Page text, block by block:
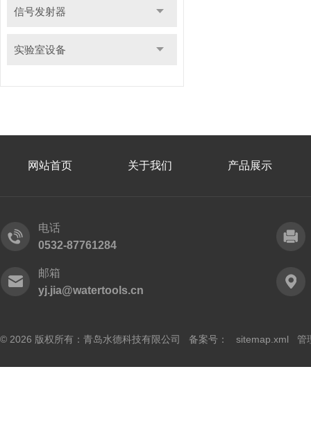
信号发射器
实验室设备
网站首页 关于我们 产品展示
电话
0532-87761284
邮箱
yj.jia@watertools.cn
© 2026 版权所有：青岛水德科技有限公司 备案号： sitemap.xml 管